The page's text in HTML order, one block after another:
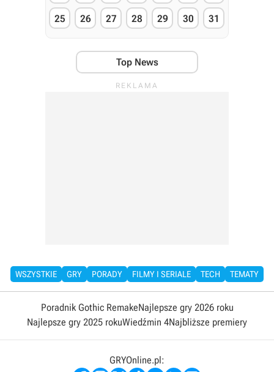
25 26 27 28 29 30 31
Top News
WSZYSTKIE GRY PORADY FILMY I SERIALE TECH TEMATY
Poradnik Gothic RemakeNajlepsze gry 2026 roku
Najlepsze gry 2025 rokuWiedźmin 4Najbliższe premiery
GRYOnline.pl: